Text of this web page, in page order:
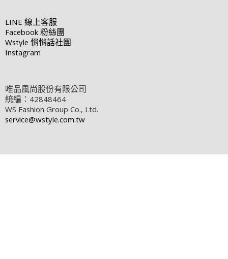
LINE線上客服
Facebook粉絲團
Wstyle悄悄話社團
Instagram
唯品風尚股份有限公司
統編：42848464
WS Fashion Group Co., Ltd.
service@wstyle.com.tw